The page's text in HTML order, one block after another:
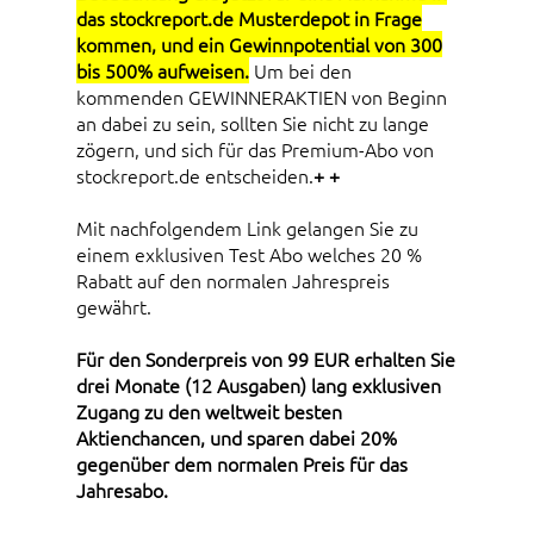
das stockreport.de Musterdepot in Frage
kommen, und ein Gewinnpotential von 300
bis 500% aufweisen. Um bei den
kommenden GEWINNERAKTIEN von Beginn
an dabei zu sein, sollten Sie nicht zu lange
zögern, und sich für das Premium-Abo von
stockreport.de entscheiden.+ +
Mit nachfolgendem Link gelangen Sie zu
einem exklusiven Test Abo welches 20 %
Rabatt auf den normalen Jahrespreis
gewährt.
Für den Sonderpreis von 99 EUR erhalten Sie
drei Monate (12 Ausgaben) lang exklusiven
Zugang zu den weltweit besten
Aktienchancen, und sparen dabei 20%
gegenüber dem normalen Preis für das
Jahresabo.